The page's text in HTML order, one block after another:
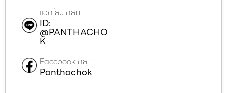
แอดไลน์ คลิก
ID:
@PANTHACHO
K
Facebook คลิก
Panthachok